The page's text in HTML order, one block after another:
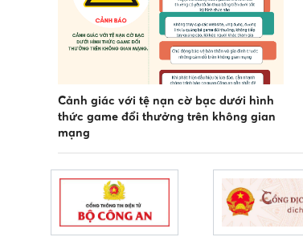
Cảnh giác với tệ nạn cờ bạc dưới hình
thức game đổi thưởng trên không gian
mạng